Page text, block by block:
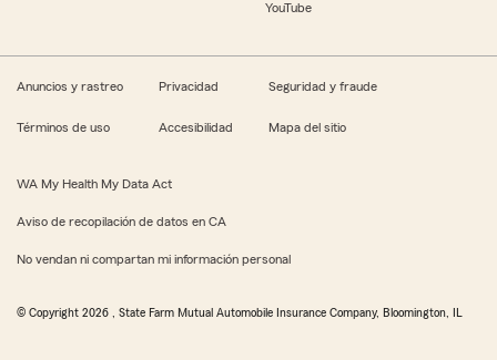
YouTube
Anuncios y rastreo Privacidad Seguridad y fraude
Términos de uso Accesibilidad Mapa del sitio
WA My Health My Data Act
Aviso de recopilación de datos en CA
No vendan ni compartan mi información personal
© Copyright 2026 , State Farm Mutual Automobile Insurance Company, Bloomington, IL